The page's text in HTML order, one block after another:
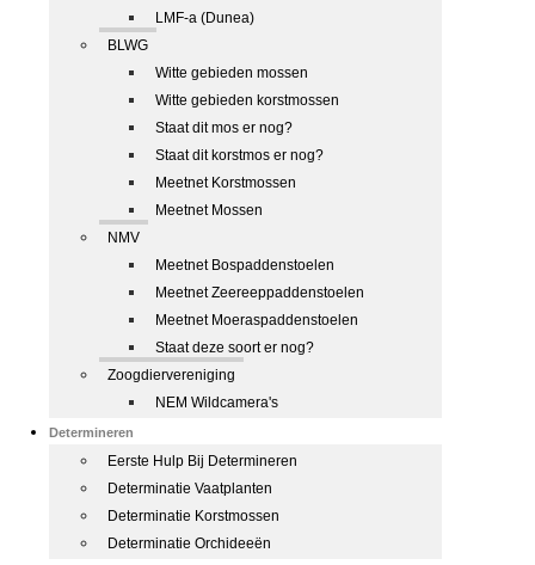
LMF-a (Dunea)
BLWG
Witte gebieden mossen
Witte gebieden korstmossen
Staat dit mos er nog?
Staat dit korstmos er nog?
Meetnet Korstmossen
Meetnet Mossen
NMV
Meetnet Bospaddenstoelen
Meetnet Zeereeppaddenstoelen
Meetnet Moeraspaddenstoelen
Staat deze soort er nog?
Zoogdiervereniging
NEM Wildcamera's
Determineren
Eerste Hulp Bij Determineren
Determinatie Vaatplanten
Determinatie Korstmossen
Determinatie Orchideeën